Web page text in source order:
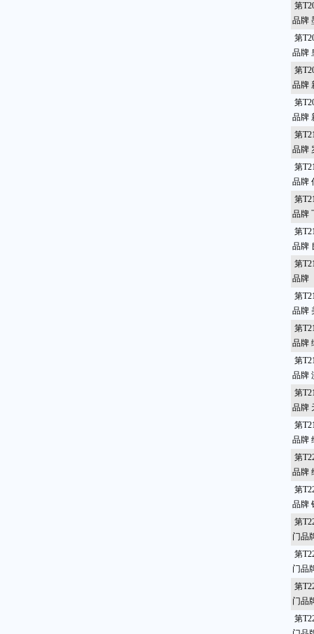
第
品牌
第
品牌
第
品牌
第
品牌
第
品牌
第
品牌
第
品牌
第
品牌
第
品牌
第
品牌
第
品牌
第
品牌
第
品牌
第
品牌
第
品牌
第
品牌
第
门品
第
门品
第
门品
第